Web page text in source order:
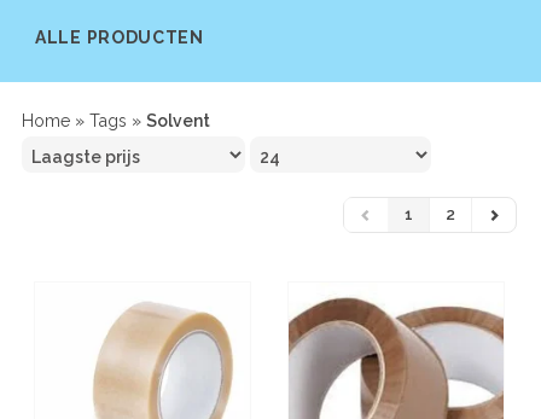
ALLE PRODUCTEN
Home » Tags » Solvent
1 2